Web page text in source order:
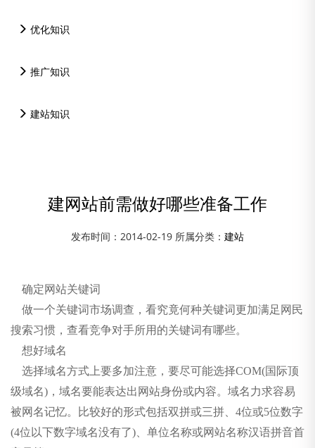
资讯中心
建站
优化知识
推广知识
建站知识
建网站前需做好哪些准备工作
发布时间：2014-02-19 所属分类： 建站
确定网站关键词
做一个关键词市场调查，看究竟何种关键词更加满足网民
搜索习惯，查看竞争对手所用的关键词有哪些。
想好域名
选择域名方式上要多加注意，要尽可能选择COM(国际顶
级域名)，域名要能表达出网站身份或内容。域名力求容易
被网名记忆。比较好的形式包括双拼或三拼、4位或5位数字
(4位以下数字域名没有了)、单位名称或网站名称汉语拼音首